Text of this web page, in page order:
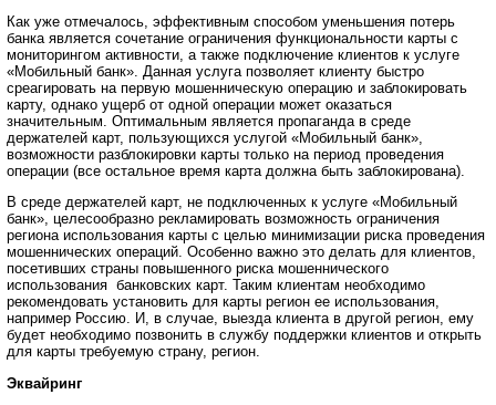
Как уже отмечалось, эффективным способом уменьшения потерь
банка является сочетание ограничения функциональности карты с
мониторингом активности, а также подключение клиентов к услуге
«Мобильный банк». Данная услуга позволяет клиенту быстро
среагировать на первую мошенническую операцию и заблокировать
карту, однако ущерб от одной операции может оказаться
значительным. Оптимальным является пропаганда в среде
держателей карт, пользующихся услугой «Мобильный банк»,
возможности разблокировки карты только на период проведения
операции (все остальное время карта должна быть заблокирована).
В среде держателей карт, не подключенных к услуге «Мобильный
банк», целесообразно рекламировать возможность ограничения
региона использования карты с целью минимизации риска проведения
мошеннических операций. Особенно важно это делать для клиентов,
посетивших страны повышенного риска мошеннического
использования банковских карт. Таким клиентам необходимо
рекомендовать установить для карты регион ее использования,
например Россию. И, в случае, выезда клиента в другой регион, ему
будет необходимо позвонить в службу поддержки клиентов и открыть
для карты требуемую страну, регион.
Эквайринг